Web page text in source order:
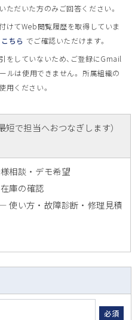
ただいた方のみご回答ください。
けてWeb閲覧履歴を取得していま
こちら でご確認いただけます。
をしていないため、ご登録にGmail
ルは使用できません。 所属組織の
用ください。
短で担当へおつなぎします）
相談 ・ デモ希望
庫の確認
い方 ・ 故障診断 ・ 修理見積
必須